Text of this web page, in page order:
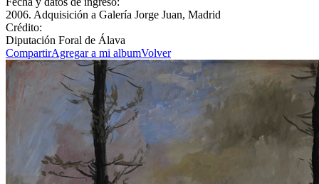
2006. Adquisición a Galería Jorge Juan, Madrid
Crédito:
Diputación Foral de Álava
CompartirAgregar a mi albumVolver